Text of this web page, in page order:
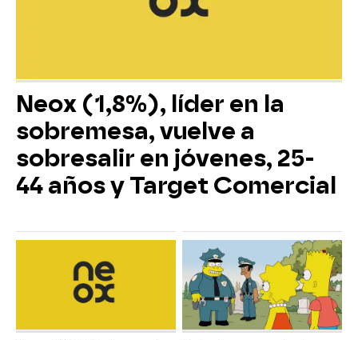
Neox (1,8%), líder en la
sobremesa, vuelve a
sobresalir en jóvenes, 25-
44 años y Target Comercial